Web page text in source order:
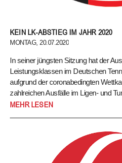
KEIN LK-ABSTIEG IM JAHR 2020
MONTAG, 20.07.2020
In seiner jüngsten Sitzung hat der
Leistungsklassen im Deutschen
aufgrund der coronabedingten
zahlreichen Ausfälle im Ligen- und
In seiner jüngsten Sitzung hat der
sowie der zahlreichen Ausfälle im
die Ranglisten- und LK-Wertung
folgende Sonderregelungen
MEHR LESEN